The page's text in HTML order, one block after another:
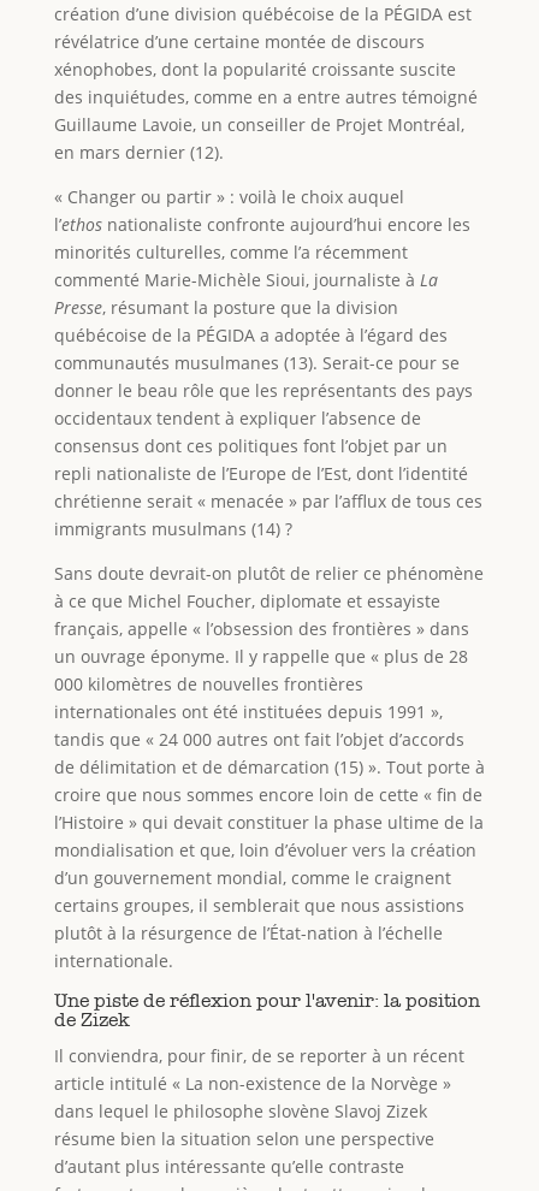
création d’une division québécoise de la PÉGIDA est
révélatrice d’une certaine montée de discours
xénophobes, dont la popularité croissante suscite
des inquiétudes, comme en a entre autres témoigné
Guillaume Lavoie, un conseiller de Projet Montréal,
en mars dernier (12).
« Changer ou partir » : voilà le choix auquel
l’ethosnationaliste confronte aujourd’hui encore les
minorités culturelles, comme l’a récemment
commenté Marie-Michèle Sioui, journaliste à La
Presse, résumant la posture que la division
québécoise de la PÉGIDA a adoptée à l’égard des
communautés musulmanes (13). Serait-ce pour se
donner le beau rôle que les représentants des pays
occidentaux tendent à expliquer l’absence de
consensus dont ces politiques font l’objet par un
repli nationaliste de l’Europe de l’Est, dont l’identité
chrétienne serait « menacée » par l’afflux de tous ces
immigrants musulmans (14) ?
Sans doute devrait-on plutôt de relier ce phénomène
à ce que Michel Foucher, diplomate et essayiste
français, appelle « l’obsession des frontières » dans
un ouvrage éponyme. Il y rappelle que « plus de 28
000 kilomètres de nouvelles frontières
internationales ont été instituées depuis 1991 »,
tandis que « 24 000 autres ont fait l’objet d’accords
de délimitation et de démarcation (15) ». Tout porte à
croire que nous sommes encore loin de cette « fin de
l’Histoire » qui devait constituer la phase ultime de la
mondialisation et que, loin d’évoluer vers la création
d’un gouvernement mondial, comme le craignent
certains groupes, il semblerait que nous assistions
plutôt à la résurgence de l’État-nation à l’échelle
internationale.
Une piste de réflexion pour l'avenir: la position
de Zizek
Il conviendra, pour finir, de se reporter à un récent
article intitulé « La non-existence de la Norvège »
dans lequel le philosophe slovène Slavoj Zizek
résume bien la situation selon une perspective
d’autant plus intéressante qu’elle contraste